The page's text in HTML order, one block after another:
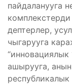
пайдаланууга
дептерлер,
чыгарууга
ашырууга,